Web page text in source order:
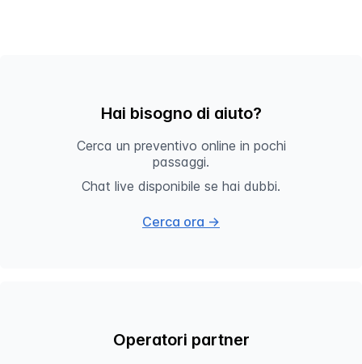
Hai bisogno di aiuto?
Cerca un preventivo online in pochi
passaggi.
Chat live disponibile se hai dubbi.
Cerca ora →
Operatori partner